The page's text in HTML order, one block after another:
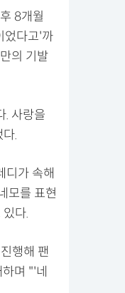
8개월
었다고'까
의 기발
. 사랑을
.
디가 속해
모를 표현
다.
행해 팬
며 "'네